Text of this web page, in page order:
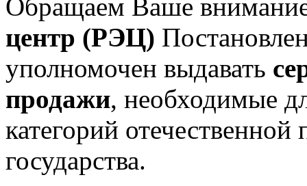
Обращаем Ваше
центр (РЭЦ)
уполномочен выдавать
продажи, необходимые
категорий
государства.